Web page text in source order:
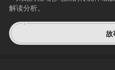
解读分析。
故